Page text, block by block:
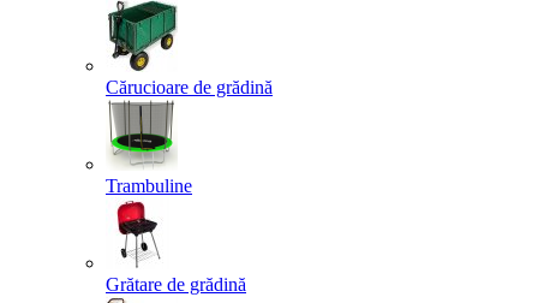
Cărucioare de grădină
Trambuline
Grătare de grădină